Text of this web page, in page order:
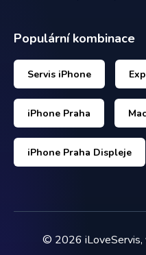
Populární kombinace
Servis iPhone
iPhone Praha
iPhone Praha Displeje
© 2026 iLoveServis,